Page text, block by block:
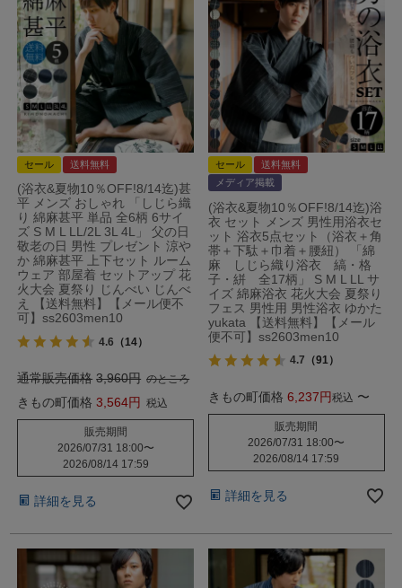
セール 送料無料
(浴衣&夏物10％OFF!8/14迄)甚
平 メンズ おしゃれ 「しじら織
り 綿麻甚平 単品 全6柄 6サイ
ズ S M L LL/2L 3L 4L」 父の日
敬老の日 男性 プレゼント 涼や
か 綿麻甚平 上下セット ルーム
ウェア 部屋着 セットアップ 花
火大会 夏祭り じんべい じんべ
え 【送料無料】【メール便不
可】ss2603men10
4.6 （14）
通常販売価格 3,960 のところ
きもの町価格 3,564 税込
販売期間
2026/07/31 18:00〜
2026/08/14 17:59
詳細を見る
セール
送料無料
メディア掲載
(浴衣&夏物10％OFF!8/14迄)浴
衣 セット メンズ 男性用浴衣セ
ット 浴衣5点セット（浴衣＋角
帯＋下駄＋巾着＋腰紐） 「綿
麻 しじら織り浴衣 縞・格
子・絣 全17柄」 S M L LL サ
イズ 綿麻浴衣 花火大会 夏祭り
フェス 男性用 男性浴衣 ゆかた
yukata 【送料無料】【メール
便不可】ss2603men10
4.7 （91）
きもの町価格 6,237 税込 〜
販売期間
2026/07/31 18:00〜
2026/08/14 17:59
詳細を見る